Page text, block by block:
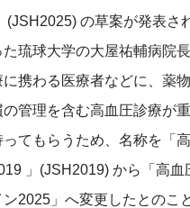
(JSH2025) の草案が発表さ
琉球大学の大屋祐輔病院
携わる医療者などに、薬
管理を含む高血圧診療が
てもらうため、名称を「
」(JSH2019) から「高血
2025」へ変更したとのこ